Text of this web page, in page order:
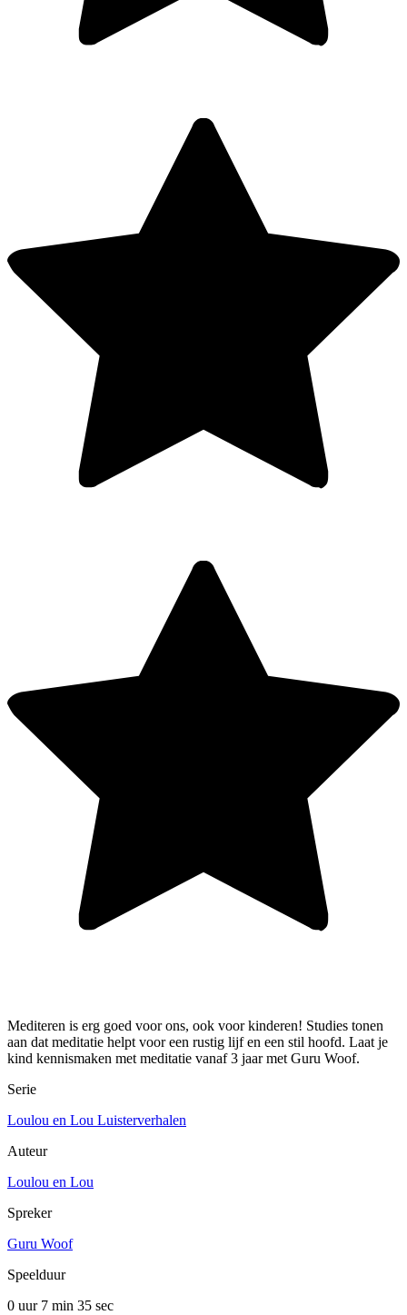
Mediteren is erg goed voor ons, ook voor kinderen! Studies tonen
aan dat meditatie helpt voor een rustig lijf en een stil hoofd. Laat je
kind kennismaken met meditatie vanaf 3 jaar met Guru Woof.
Serie
Loulou en Lou Luisterverhalen
Auteur
Loulou en Lou
Spreker
Guru Woof
Speelduur
0 uur 7 min 35 sec